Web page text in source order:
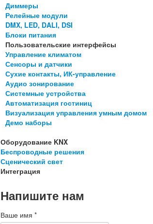
Диммеры
Релейные модули
DMX, LED, DALI, DSI
Блоки питания
Пользовательские интерфейсы
Управление климатом
Сенсоры и датчики
Сухие контакты, ИК-управление
Аудио зонирование
Системные устройства
Автоматизация гостиниц
Визуализация управления умным домом
Демо наборы
Оборудование KNX
Беспроводные решения
Сценический свет
Интеграция
Напишите нам
Ваше имя*